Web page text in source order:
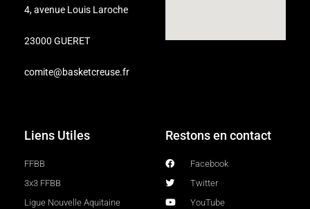
4, avenue Louis Laroche
23000 GUERET
comite@basketcreuse.fr
Liens Utiles
FFBB
3x3 FFBB
Ligue Nouvelle Aquitaine
Restons en contact
Facebook
Twitter
YouTube